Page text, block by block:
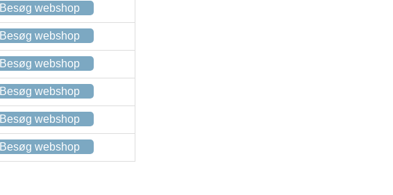
Besøg webshop
Besøg webshop
Besøg webshop
Besøg webshop
Besøg webshop
Besøg webshop